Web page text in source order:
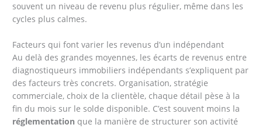
souvent un niveau de revenu plus régulier, même dans les
cycles plus calmes.
Facteurs qui font varier les revenus d’un indépendant
Au delà des grandes moyennes, les écarts de revenus entre
diagnostiqueurs immobiliers indépendants s’expliquent par
des facteurs très concrets. Organisation, stratégie
commerciale, choix de la clientèle, chaque détail pèse à la
fin du mois sur le solde disponible. C’est souvent moins la
réglementation que la manière de structurer son activité